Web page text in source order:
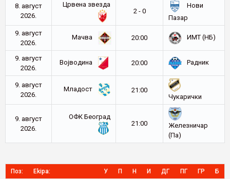
8. август
2026.
Црвена звезда
2 - 0
Нови
Пазар
9. август
2026.
Мачва 20:00 ИМТ (НБ)
9. август
2026.
Војводина 20:00 Радник
9. август
2026.
Младост
21:00
Чукарички
9. август
2026.
ОФК Београд
21:00
Железничар
(Па)
Поз: Ekipa: У П Н И ДГ ПГ ГР Б